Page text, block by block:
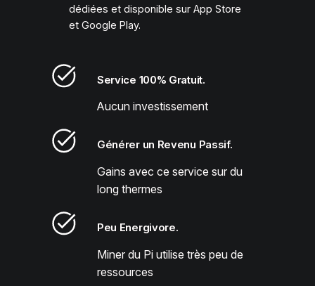
dédiées et disponible sur App Store
et Google Play.
Service 100% Gratuit.
Aucun investissement
Générer un Revenu Passif.
Gains avec ce service sur du
long thermes
Peu Energivore.
Miner du Pi utilise très peu de
ressources